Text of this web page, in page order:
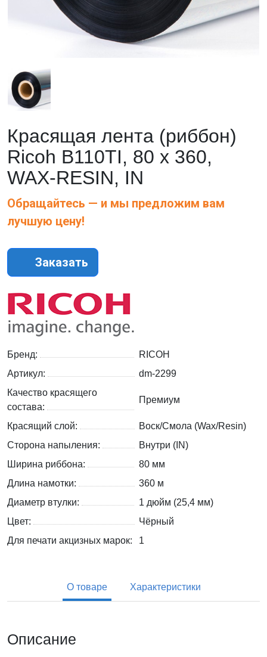
Красящая лента (риббон)
Ricoh B110TI, 80 х 360,
WAX-RESIN, IN
Обращайтесь — и мы предложим вам
лучшую цену!
Заказать
Бренд:
RICOH
Артикул:
dm-2299
Качество красящего
состава:
Премиум
Красящий слой:
Воск/Смола (Wax/Resin)
Сторона напыления:
Внутри (IN)
Ширина риббона:
80 мм
Длина намотки:
360 м
Диаметр втулки:
1 дюйм (25,4 мм)
Цвет:
Чёрный
Для печати акцизных марок:
1
О товаре Характеристики
Описание